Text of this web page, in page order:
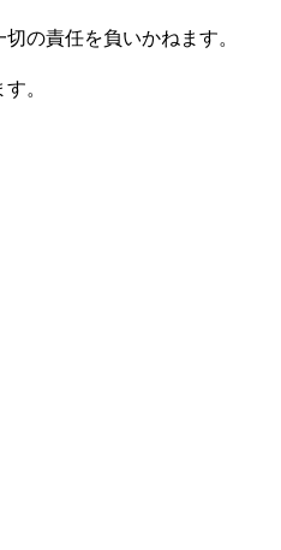
の責任を負いかねます。
。